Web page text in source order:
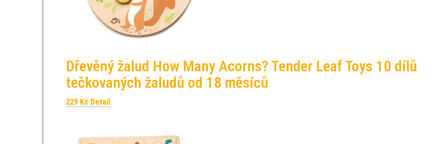
Dřevěný žalud How Many Acorns? Tender Leaf Toys 10 dílů
tečkovaných žaludů od 18 měsíců
229 Kč Detail